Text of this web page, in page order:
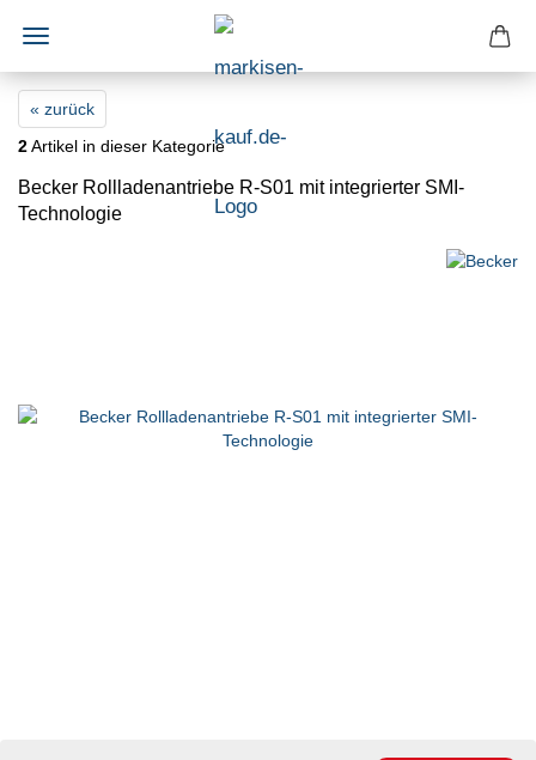
« zurück
2Artikel in dieser Kategorie
Becker Rollladenantriebe R-S01 mit integrierter SMI-
Technologie